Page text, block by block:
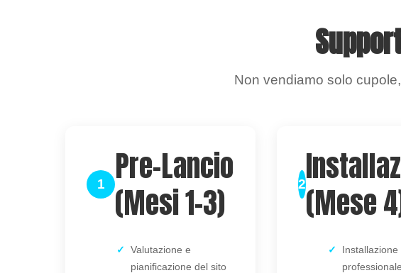
Non vendiamo solo
1
Pre-Lancio
(Mesi 1-3)
Valutazione e
pianificazione del sito
2(Mese
Installazione